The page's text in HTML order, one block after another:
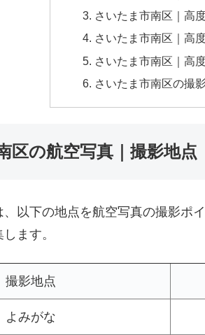
さいたま市南区｜高
さいたま市南区｜高
さいたま市南区｜高
さいたま市南区の撮
区の航空写真｜撮影地点
、以下の地点を航空写真の撮影ポ
ます。
撮影地点
よみがな